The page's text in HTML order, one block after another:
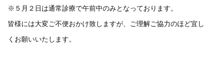
※５月２日は通常診療で午前中のみとなっております。
皆様には大変ご不便おかけ致しますが、ご理解ご協力のほど宜し
くお願いいたします。